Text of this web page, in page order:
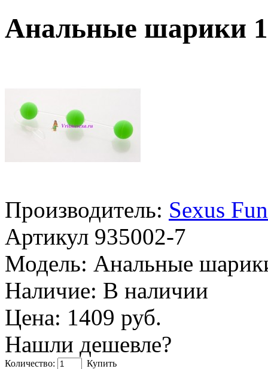
Анальные шарики
Производитель: Sexus
Артикул 935002-7
Модель: Анальные
Наличие: В наличии
Цена: 1409 руб.
Нашли дешевле?
Количество: Купить